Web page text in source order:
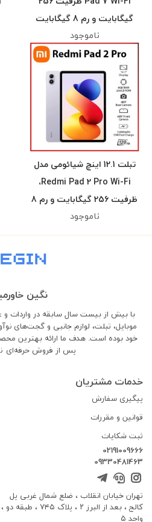
گیگابایت و رم 8 گیگابایت
ناموجود
تبلت 12.1 اینچ شیائومی مدل
Redmi Pad 2 Pro Wi-Fi،
ظرفیت 256 گیگابایت و رم 8
کیبورد(اعتباری اسنپ)
ناموجود
نگین
با بیش از بیست سال سابقه در واردات و
موبایل، تبلت، لوازم جانبی و گجت‌های
خود بوده است. هدف ما ارائه بهترین
پس از فروش حرفه‌ای
خدمات مشتریان
پیگیری سفارش
قوانین و مقررات
ثبت شکایات
02191009666
09330481463
تهران خیابان انقلاب ، ضلع شمال غربی پل
کالج ، بعد از البرز ۲ ، پلاک ۷۴۵ ، طبقه دو ،
واحد ۵